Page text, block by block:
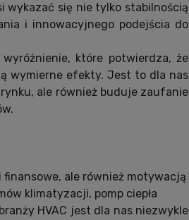
wykazać się nie tylko stabilnością
i innowacyjnego podejścia do
które potwierdza, że
wymierne efekty. Jest to dla nas
ale również buduje zaufanie
ale również motywacją
klimatyzacji, pomp ciepła
HVAC jest dla nas niezwykle